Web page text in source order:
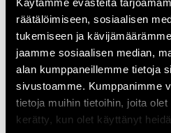
räätälöimiseen, sosiaalisen
tukemiseen ja
jaamme sosiaalisen median,
alan kumppaneillemme tietoja
sivustoamme. Kumppanimme
tietoja muihin tietoihin, joita
kerätty, kun olet käyttänyt
Tekniset tiedot:
Kärki:Akryylikärki
Muste:Punainen
Rakenne:
Ohut runko, klipsi
Käyttöikä ilman korkkia:
Soveltuvat pinnat:Betoni,
muovi; pölyiset, märät,